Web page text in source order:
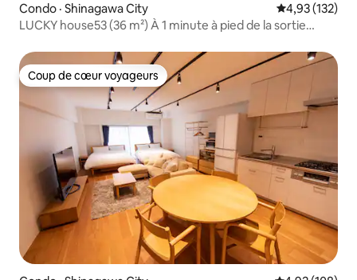
Condo · Shinagawa City Note
4,93 (132)
LUCKY house53 (36 m²) À 1 minute à pied de la sortie
Coup de cœur voyageurs
Coup de cœur voyageurs